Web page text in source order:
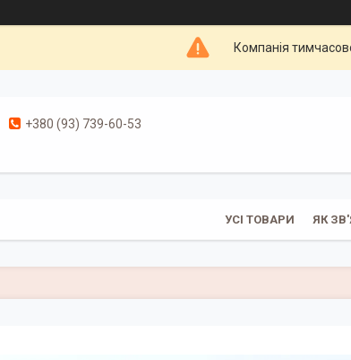
Компанія
+380 (93) 739-60-53
УСІ ТОВАРИ ЯК